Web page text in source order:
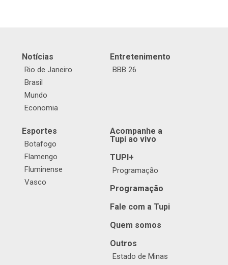
Notícias
Rio de Janeiro
Brasil
Mundo
Economia
Entretenimento
BBB 26
Esportes
Botafogo
Flamengo
Fluminense
Vasco
Acompanhe a
Tupi ao vivo
TUPI+
Programação
Programação
Fale com a Tupi
Quem somos
Outros
Estado de Minas